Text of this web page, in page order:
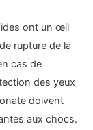
ont un œil
rupture de la
cas de
des yeux
doivent
aux chocs.